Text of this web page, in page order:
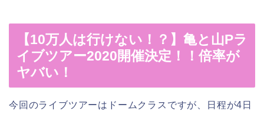
【10万人は行けない！？】亀と山Pラ
イブツアー2020開催決定！！倍率が
ヤバい！
今回のライブツアーはドームクラスですが、日程が4日